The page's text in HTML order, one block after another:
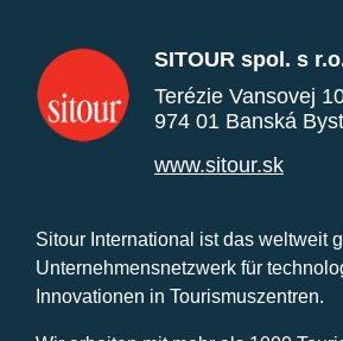
SITOUR spol. s
Terézie Vansovej
974 01 Banská
www.sitour.sk
Sitour International ist das weltweit
Unternehmensnetzwerk für
Innovationen in Tourismuszentren.